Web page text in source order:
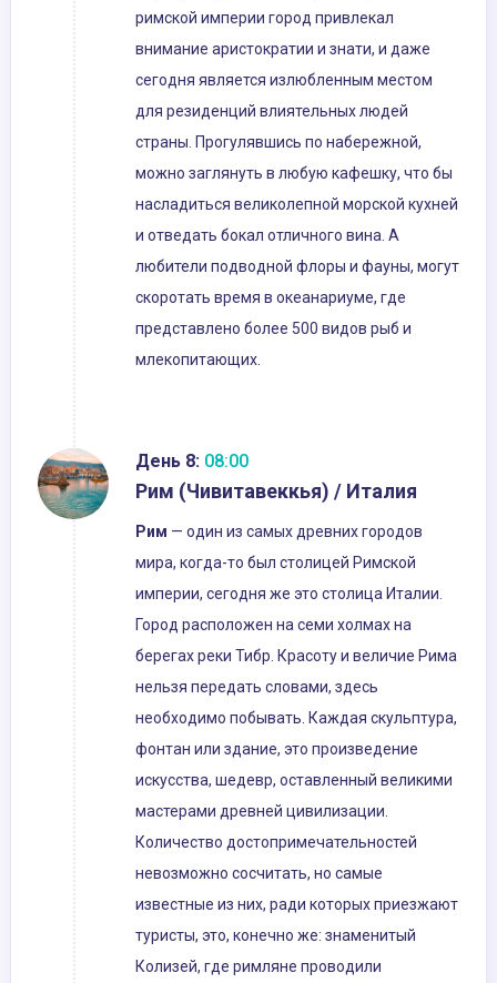
римской империи город привлекал
внимание аристократии и знати, и даже
сегодня является излюбленным местом
для резиденций влиятельных людей
страны. Прогулявшись по набережной,
можно заглянуть в любую кафешку, что бы
насладиться великолепной морской кухней
и отведать бокал отличного вина. А
любители подводной флоры и фауны, могут
скоротать время в океанариуме, где
представлено более 500 видов рыб и
млекопитающих.
День 8: 08:00
Рим (Чивитавеккья) / Италия
Рим — один из самых древних городов
мира, когда-то был столицей Римской
империи, сегодня же это столица Италии.
Город расположен на семи холмах на
берегах реки Тибр. Красоту и величие Рима
нельзя передать словами, здесь
необходимо побывать. Каждая скульптура,
фонтан или здание, это произведение
искусства, шедевр, оставленный великими
мастерами древней цивилизации.
Количество достопримечательностей
невозможно сосчитать, но самые
известные из них, ради которых приезжают
туристы, это, конечно же: знаменитый
Колизей, где римляне проводили